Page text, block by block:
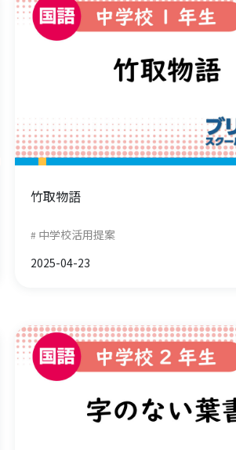
竹取物語
中学校活用提案
2025-04-23